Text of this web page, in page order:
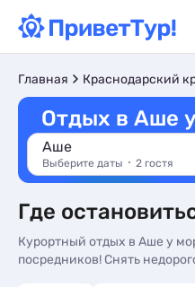
Главная Краснодарский
Отдых в Аше
Аше
Выберите даты 2 гостя
Где
Курортный отдых в Аше у
посредников! Снять